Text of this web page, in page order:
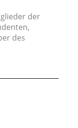
der
des